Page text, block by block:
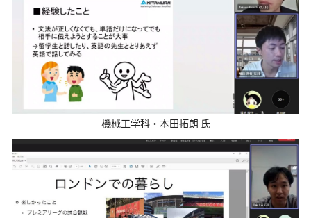
機械工学科・本田拓朗 氏